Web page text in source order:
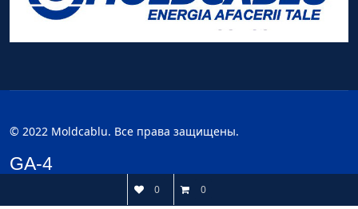
© 2022 Moldcablu. Все права защищены.
GA-4
0 0